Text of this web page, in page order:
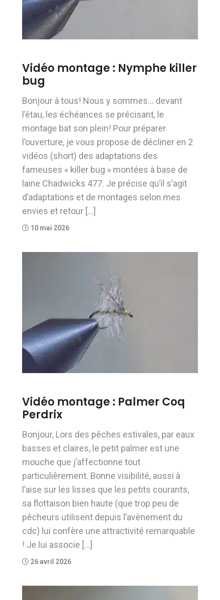
Vidéo montage : Nymphe killer
bug
Bonjour à tous! Nous y sommes… devant
l’étau, les échéances se précisant, le
montage bat son plein! Pour préparer
l’ouverture, je vous propose de décliner en 2
vidéos (short) des adaptations des
fameuses « killer bug » montées à base de
laine Chadwicks 477. Je précise qu’il s’agit
d’adaptations et de montages selon mes
envies et retour […]
10 mai 2026
Vidéo montage : Palmer Coq
Perdrix
Bonjour, Lors des pêches estivales, par eaux
basses et claires, le petit palmer est une
mouche que j’affectionne tout
particulièrement. Bonne visibilité, aussi à
l’aise sur les lisses que les petits courants,
sa flottaison bien haute (que trop peu de
pêcheurs utilisent depuis l’avènement du
cdc) lui confère une attractivité remarquable
! Je lui associe […]
26 avril 2026